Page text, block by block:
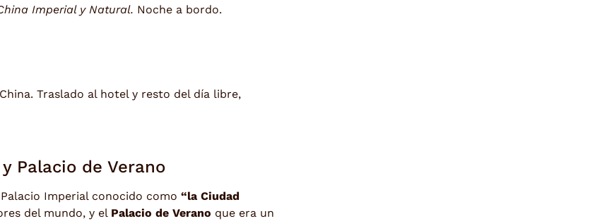
Imperial y Natural. Noche a bordo.
Traslado al hotel y resto del día libre,
Palacio de Verano
Imperial conocido como “la Ciudad
del mundo, y el Palacio de Verano que era un